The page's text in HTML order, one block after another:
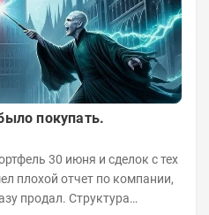
покупать.
плохой отчет по компании,
Структура